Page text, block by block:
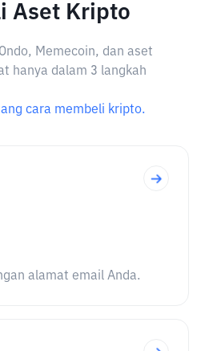
Aset Kripto
Memecoin, dan aset
hanya dalam 3 langkah
cara membeli kripto.
alamat email Anda.